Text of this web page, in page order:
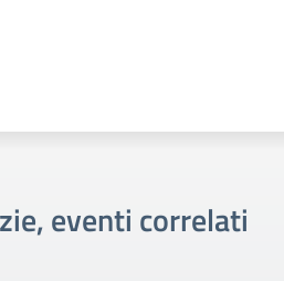
eventi correlati